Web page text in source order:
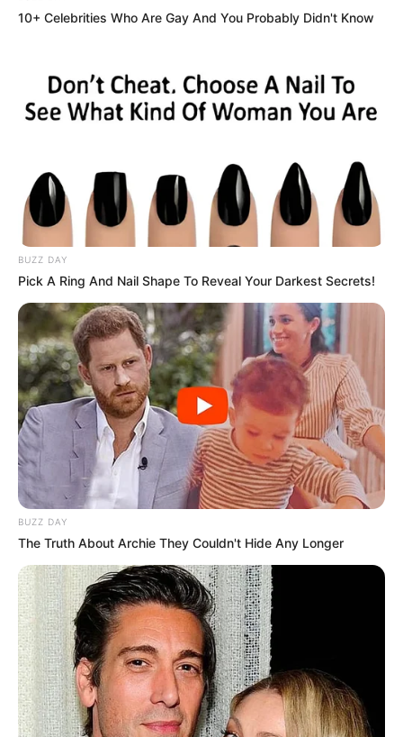
10+ Celebrities Who Are Gay And You Probably Didn't Know
BUZZ DAY
Pick A Ring And Nail Shape To Reveal Your Darkest Secrets!
BUZZ DAY
The Truth About Archie They Couldn't Hide Any Longer